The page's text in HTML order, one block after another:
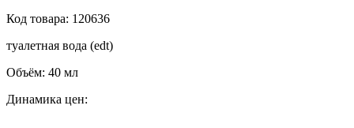
Код товара: 120636
туалетная вода (edt)
Объём: 40 мл
Динамика цен: